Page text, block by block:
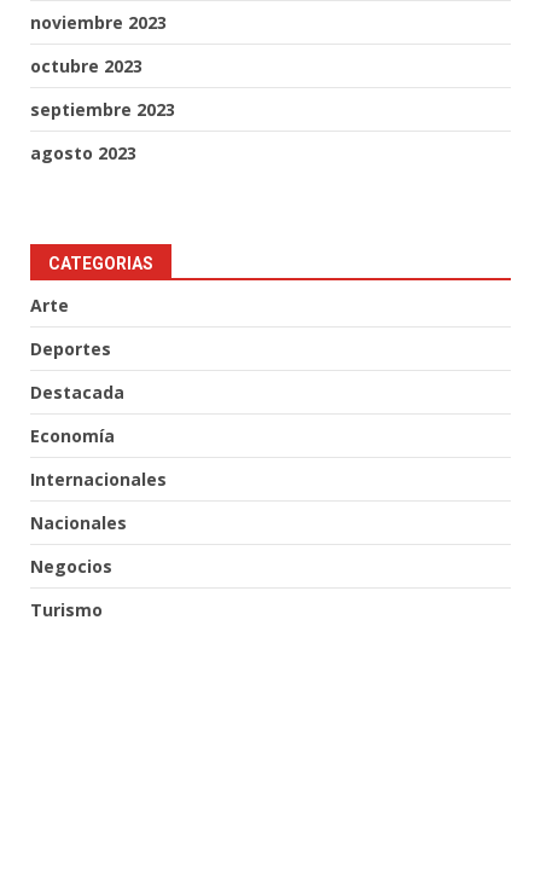
noviembre 2023
octubre 2023
septiembre 2023
agosto 2023
CATEGORIAS
Arte
Deportes
Destacada
Economía
Internacionales
Nacionales
Negocios
Turismo